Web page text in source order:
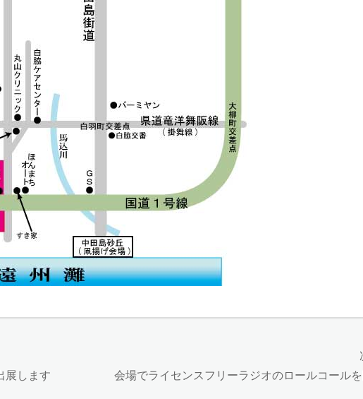
展します
次
会場でライセンスフリーラジオのロールコール